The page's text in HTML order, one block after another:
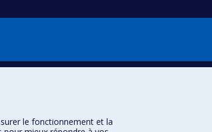
le fonctionnement et la